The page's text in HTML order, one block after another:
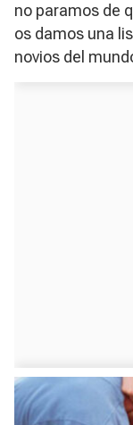
no paramos de
os damos una
novios del